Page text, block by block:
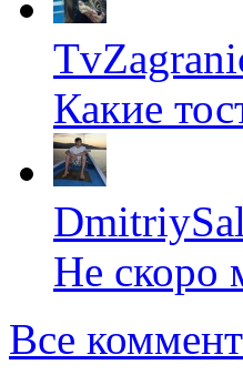
Какие
Не скоро
Все